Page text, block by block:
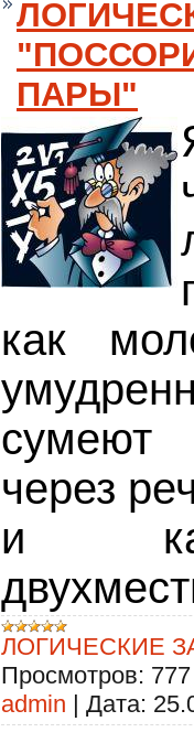
ПАРЫ"
как
сумеют
через
и
ЛОГИЧЕСКИЕ
Просмотров: 777
admin | Дата: